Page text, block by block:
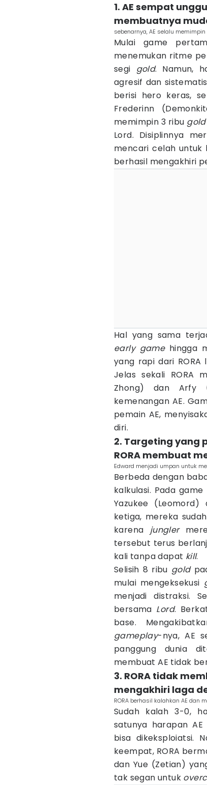
1. AE sempat
membuatnya
sebenarnya, AE selalu
Mulai game
menemukan ritme
segi gold. Namun,
agresif dan
berisi hero keras,
Frederinn
memimpin 3 ribu gold
Lord. Disiplinnya
mencari celah untuk
berhasil mengakhiri
Hal yang sama
early game hingga
yang rapi dari RORA
Jelas sekali RORA
Zhong) dan Arfy
kemenangan AE.
pemain AE,
diri.
2. Targeting yang
RORA membuat
Edward menjadi umpan untuk
Berbeda dengan
kalkulasi. Pada
Yazukee
ketiga, mereka
karena jungler
tersebut terus
kali tanpa dapat kill.
Selisih 8 ribu gold
mulai mengeksekusi
menjadi distraksi.
bersama Lord.
base.
gameplay-nya, AE
panggung dunia
membuat AE tidak
3. RORA tidak
mengakhiri laga
RORA berhasil kalahkan AE dan
Sudah kalah 3-0,
satunya harapan
bisa dikeksploiatsi.
keempat, RORA
dan Yue (Zetian)
tak segan untuk